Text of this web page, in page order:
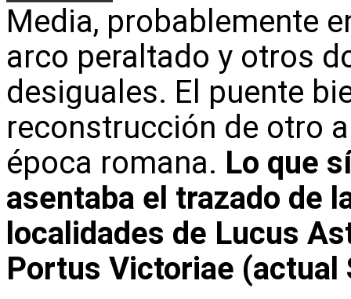
Media, probablemente
arco peraltado y otros
desiguales. El puente
reconstrucción de otro
época romana. Lo que
asentaba el trazado de
localidades de Lucus
Portus Victoriae (actual